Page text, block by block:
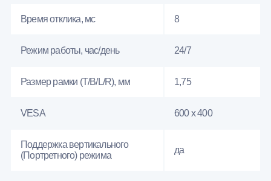
Время отклика, мс 8
Режим работы, час/день 24/7
Размер рамки (T/B/L/R), мм 1,75
VESA 600 x 400
Поддержка вертикального
(Портретного) режима
да